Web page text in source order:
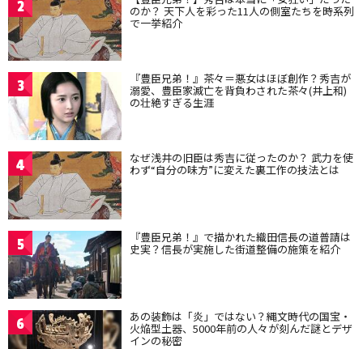
2 のか？ 天下人を彩った11人の側室たちを時系列
で一挙紹介
3 『豊臣兄弟！』茶々＝悪女はほぼ創作？秀吉が
溺愛、豊臣家滅亡を背負わされた茶々(井上和)
の壮絶すぎる生涯
4 なぜ浅井の旧臣は秀吉に従ったのか？ 武力を使
わず“自分の味方”に変えた裏工作の技法とは
5 『豊臣兄弟！』で描かれた織田信長の道普請は
史実？信長が実施した街道整備の施策を紹介
6 あの装飾は「炎」ではない？縄文時代の国宝・
火焔型土器、5000年前の人々が刻んだ謎とデザ
インの秘密